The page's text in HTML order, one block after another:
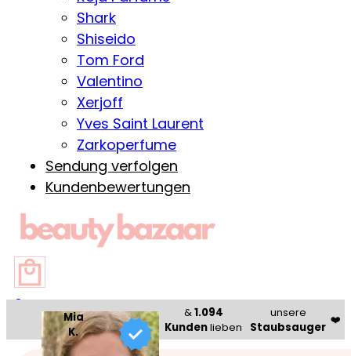
Shark
Shiseido
Tom Ford
Valentino
Xerjoff
Yves Saint Laurent
Zarkoperfume
Sendung verfolgen
Kundenbewertungen
0
Mia
K.
&1.094
Kundenlieben
unsere
Staubsauger ❤️